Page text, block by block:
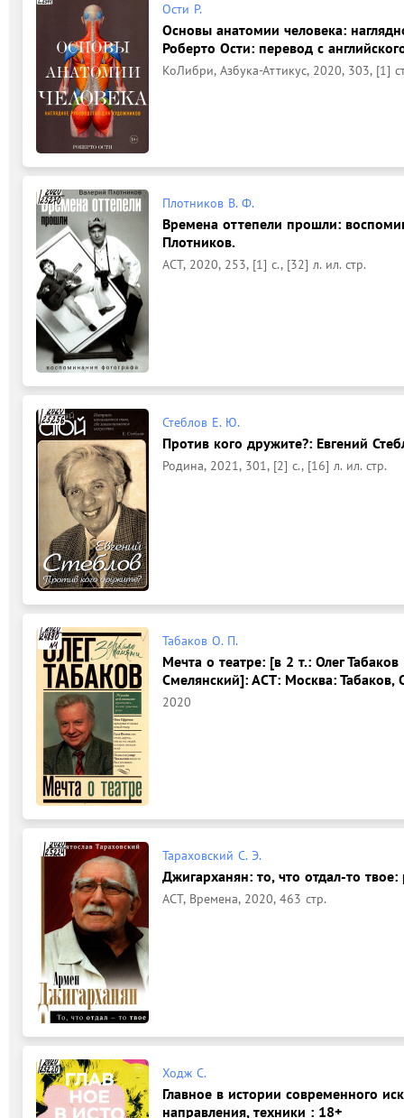
Ости Р.
Основы анатомии человека:
Роберто Ости: перевод с
КоЛибри, Азбука-Аттикус, 2020, 303, [1]
Плотников В. Ф.
Времена оттепели прошли:
Плотников.
АСТ, 2020, 253, [1] с., [32] л. ил. стр.
Стеблов Е. Ю.
Против кого дружите?: Евгений
Родина, 2021, 301, [2] с., [16] л. ил. стр.
Табаков О. П.
Мечта о театре: [в 2 т.: Олег
Смелянский]: АСТ: Москва: Табаков,
2020
Тараховский С. Э.
Джигарханян: то, что отдал-то
АСТ, Времена, 2020, 463 стр.
Ходж С.
Главное в истории современного
направления, техники : 18+